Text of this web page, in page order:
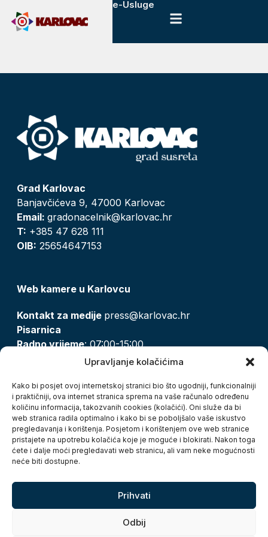
Upravljanje kolačićima
Kako bi posjet ovoj internetskoj stranici bio što ugodniji, funkcionalniji
i praktičniji, ova internet stranica sprema na vaše računalo određenu
količinu informacija, takozvanih cookies (kolačići). Oni služe da bi
web stranica radila optimalno i kako bi se poboljšalo vaše iskustvo
pregledavanja i korištenja. Posjetom i korištenjem ove web stranice
pristajete na upotrebu kolačića koje je moguće i blokirati. Nakon toga
ćete i dalje moći pregledavati web stranicu, ali vam neke mogućnosti
neće biti dostupne.
Prihvati
Odbij
e-Usluge
Grad Karlovac
Banjavčićeva 9, 47000 Karlovac
Email: gradonacelnik@karlovac.hr
T: +385 47 628 111
OIB: 25654647153
Web kamere u Karlovcu
Kontakt za medije press@karlovac.hr
Pisarnica
Radno vrijeme: 07:00-15:00
pisarnica@karlovac.hr
Zaštita osobnih podataka
Pristup informacijama
Kolačići
Izjava o pristupačnosti
Turistička zajednica grada Karlovca